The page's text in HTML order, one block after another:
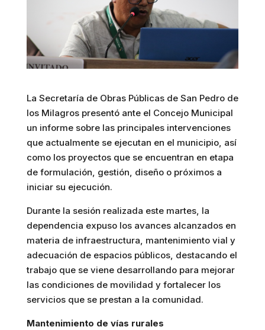
La Secretaría de Obras Públicas de San Pedro de
los Milagros presentó ante el Concejo Municipal
un informe sobre las principales intervenciones
que actualmente se ejecutan en el municipio, así
como los proyectos que se encuentran en etapa
de formulación, gestión, diseño o próximos a
iniciar su ejecución.
Durante la sesión realizada este martes, la
dependencia expuso los avances alcanzados en
materia de infraestructura, mantenimiento vial y
adecuación de espacios públicos, destacando el
trabajo que se viene desarrollando para mejorar
las condiciones de movilidad y fortalecer los
servicios que se prestan a la comunidad.
Mantenimiento de vías rurales